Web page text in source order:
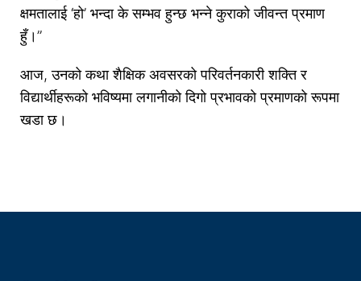
क्षमतालाई ‘हो’ भन्दा के सम्भव हुन्छ भन्ने कुराको जीवन्त प्रमाण
हुँ।”
आज, उनको कथा शैक्षिक अवसरको परिवर्तनकारी शक्ति र
विद्यार्थीहरूको भविष्यमा लगानीको दिगो प्रभावको प्रमाणको रूपमा
खडा छ।